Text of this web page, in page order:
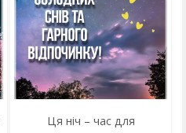
Ця ніч – час для